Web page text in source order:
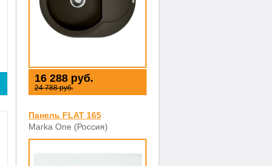
16 288 руб.
24 788 руб.
Панель FLAT 165
Marka One (Россия)